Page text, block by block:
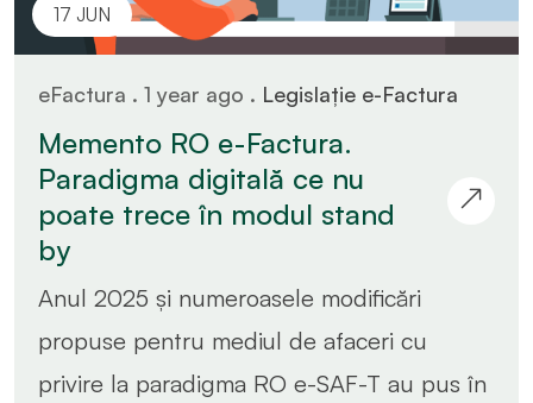
17 JUN
eFactura . 1 year ago . Legislație e-Factura
Memento RO e-Factura.
Paradigma digitală ce nu
poate trece în modul stand
by
Anul 2025 și numeroasele modificări
propuse pentru mediul de afaceri cu
privire la paradigma RO e-SAF-T au pus în